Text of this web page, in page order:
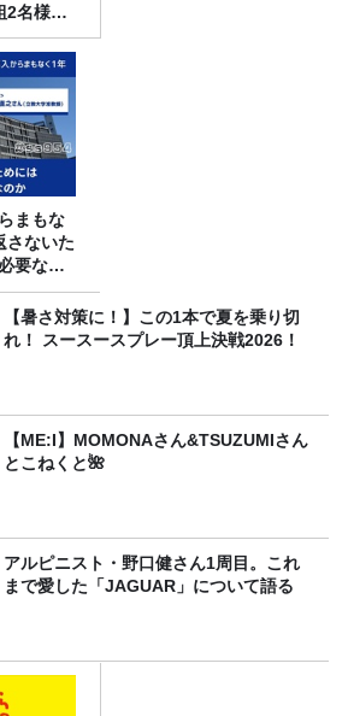
2名様に
まもな
さないた
要なの
【暑さ対策に！】この1本で夏を乗り切
れ！ スースースプレー頂上決戦2026！
【ME:I】MOMONAさん&TSUZUMIさん
とこねくと🌺
アルピニスト・野口健さん1周目。これ
まで愛した「JAGUAR」について語る